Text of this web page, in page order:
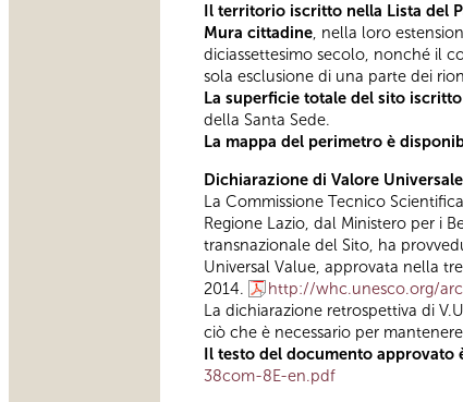
Il territorio iscritto nella Lista del
Mura cittadine, nella loro
diciassettesimo secolo, nonché il
sola esclusione di una parte dei
La superficie totale del sito
della Santa Sede.
La mappa del perimetro è
Dichiarazione di Valore
La Commissione Tecnico
Regione Lazio, dal Ministero per i
transnazionale del Sito, ha
Universal Value, approvata nella
2014.
http://whc.unesco.org/
La dichiarazione retrospettiva di
ciò che è necessario per
Il testo del documento
38com-8E-en.pdf